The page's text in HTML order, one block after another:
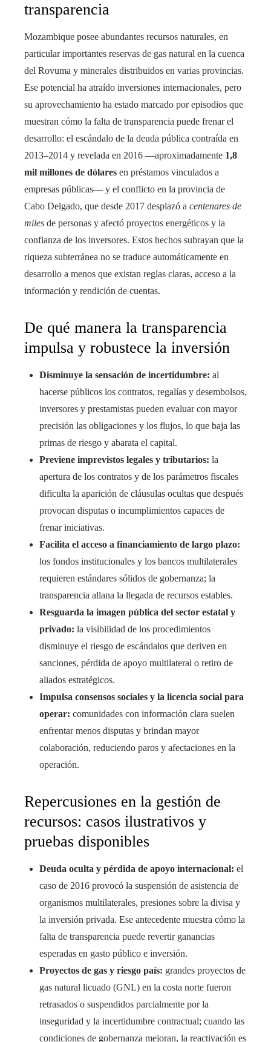
transparencia
Mozambique posee abundantes recursos naturales, en
particular importantes reservas de gas natural en la cuenca
del Rovuma y minerales distribuidos en varias provincias.
Ese potencial ha atraído inversiones internacionales, pero
su aprovechamiento ha estado marcado por episodios que
muestran cómo la falta de transparencia puede frenar el
desarrollo: el escándalo de la deuda pública contraída en
2013–2014 y revelada en 2016 —aproximadamente 1,8
mil millones de dólares en préstamos vinculados a
empresas públicas— y el conflicto en la provincia de
Cabo Delgado, que desde 2017 desplazó a centenares de
miles de personas y afectó proyectos energéticos y la
confianza de los inversores. Estos hechos subrayan que la
riqueza subterránea no se traduce automáticamente en
desarrollo a menos que existan reglas claras, acceso a la
información y rendición de cuentas.
De qué manera la transparencia
impulsa y robustece la inversión
Disminuye la sensación de incertidumbre: al
hacerse públicos los contratos, regalías y desembolsos,
inversores y prestamistas pueden evaluar con mayor
precisión las obligaciones y los flujos, lo que baja las
primas de riesgo y abarata el capital.
Previene imprevistos legales y tributarios: la
apertura de los contratos y de los parámetros fiscales
dificulta la aparición de cláusulas ocultas que después
provocan disputas o incumplimientos capaces de
frenar iniciativas.
Facilita el acceso a financiamiento de largo plazo:
los fondos institucionales y los bancos multilaterales
requieren estándares sólidos de gobernanza; la
transparencia allana la llegada de recursos estables.
Resguarda la imagen pública del sector estatal y
privado: la visibilidad de los procedimientos
disminuye el riesgo de escándalos que deriven en
sanciones, pérdida de apoyo multilateral o retiro de
aliados estratégicos.
Impulsa consensos sociales y la licencia social para
operar: comunidades con información clara suelen
enfrentar menos disputas y brindan mayor
colaboración, reduciendo paros y afectaciones en la
operación.
Repercusiones en la gestión de
recursos: casos ilustrativos y
pruebas disponibles
Deuda oculta y pérdida de apoyo internacional: el
caso de 2016 provocó la suspensión de asistencia de
organismos multilaterales, presiones sobre la divisa y
la inversión privada. Ese antecedente muestra cómo la
falta de transparencia puede revertir ganancias
esperadas en gasto público e inversión.
Proyectos de gas y riesgo país: grandes proyectos de
gas natural licuado (GNL) en la costa norte fueron
retrasados o suspendidos parcialmente por la
inseguridad y la incertidumbre contractual; cuando las
condiciones de gobernanza mejoran, la reactivación es